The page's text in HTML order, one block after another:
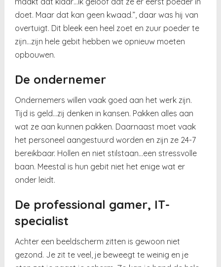
doet. Maar dat kan geen kwaad.”, daar was hij van
overtuigt. Dit bleek een heel zoet en zuur poeder te
zijn…zijn hele gebit hebben we opnieuw moeten
opbouwen.
De ondernemer
Ondernemers willen vaak goed aan het werk zijn.
Tijd is geld…zij denken in kansen. Pakken alles aan
wat ze aan kunnen pakken. Daarnaast moet vaak
het personeel aangestuurd worden en zijn ze 24-7
bereikbaar. Hollen en niet stilstaan…een stressvolle
baan. Meestal is hun gebit niet het enige wat er
onder leidt.
De professional gamer, IT-
specialist
Achter een beeldscherm zitten is gewoon niet
gezond. Je zit te veel, je beweegt te weinig en je